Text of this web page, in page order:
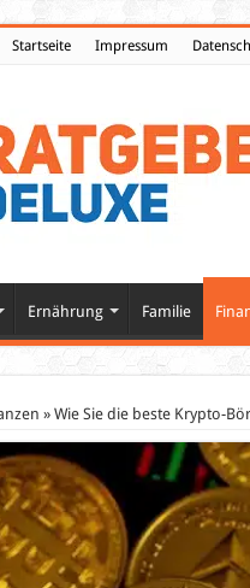
Startseite Impressum
Ernährung Familie
» Wie Sie die beste Krypto-